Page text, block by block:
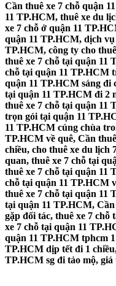
Cần thuê xe 7 chỗ quận
11 TP.HCM, thuê xe du
xe 7 chỗ ở quận 11
quận 11 TP.HCM, dịch
TP.HCM, công ty cho
thuê xe 7 chỗ tại quận 11
chỗ tại quận 11 TP.HCM
quận 11 TP.HCM sáng đi
tại quận 11 TP.HCM đi 2
thuê xe 7 chỗ tại quận 11
trọn gói tại quận 11
11 TP.HCM cúng chùa
TP.HCM về quê, Cần
chiều, cho thuê xe du lịch
quan, thuê xe 7 chỗ tại
thuê xe 7 chỗ tại quận 11
chỗ tại quận 11 TP.HCM
thuê xe 7 chỗ tại quận 11
tại quận 11 TP.HCM,
gặp đối tác, thuê xe 7
xe 7 chỗ tại quận 11
quận 11 TP.HCM tphcm
TP.HCM dịp tết đi 1
TP.HCM sg đi tảo mộ, giá